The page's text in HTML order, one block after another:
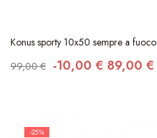
Konus sporty 10x50 sempre a fuoco
99,00 € -10,00 € 89,00 €
-25%